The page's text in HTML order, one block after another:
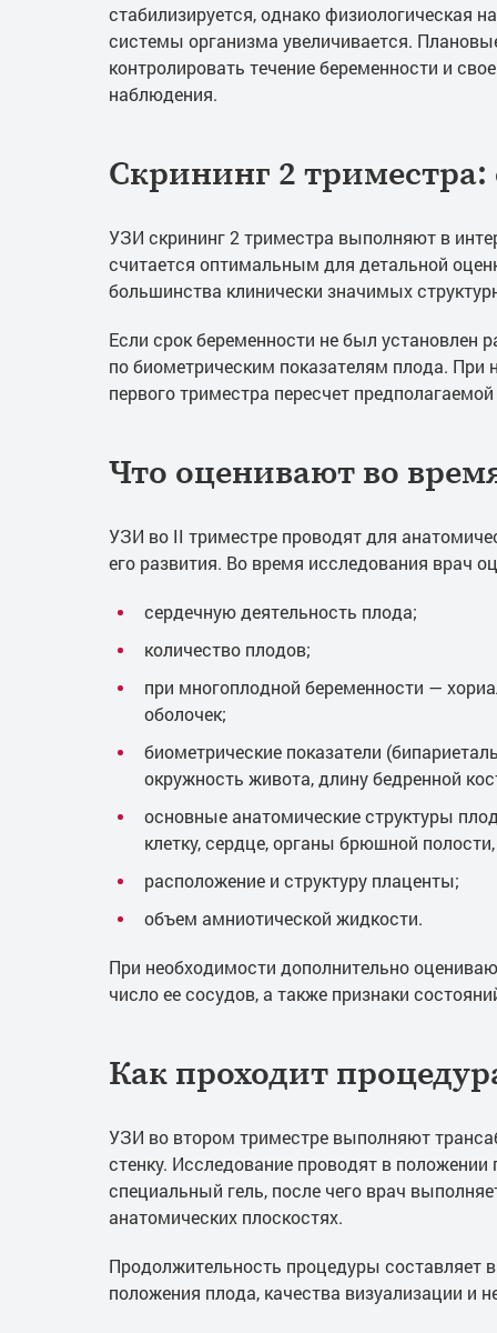
стабилизируется, однако физиологическая
системы организма увеличивается.
контролировать течение беременности и
наблюдения.
Скрининг 2
УЗИ скрининг 2 триместра выполняют в
считается оптимальным для детальной
большинства клинически значимых
Если срок беременности не был установлен
по биометрическим показателям плода. При
первого триместра пересчет
Что оценивают во
УЗИ во II триместре проводят для
его развития. Во время исследования врач
сердечную деятельность плода;
количество плодов;
при многоплодной беременности —
оболочек;
биометрические показатели
окружность живота, длину бедренной
основные анатомические структуры
клетку, сердце, органы брюшной
расположение и структуру плаценты;
объем амниотической жидкости.
При необходимости дополнительно
число ее сосудов, а также признаки
Как проходит
УЗИ во втором триместре выполняют
стенку. Исследование проводят в
специальный гель, после чего врач
анатомических плоскостях.
Продолжительность процедуры составляет
положения плода, качества визуализации и